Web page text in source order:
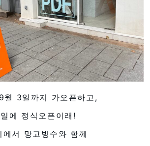
월 3일까지 가오픈하고,
에 정식오픈이래!
서 망고빙수와 함께